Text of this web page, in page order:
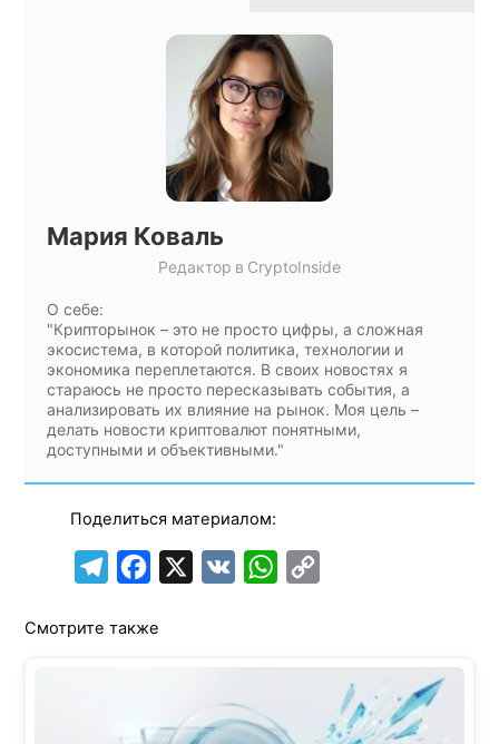
Мария Коваль
Редактор в CryptoInside
О себе:
"Крипторынок – это не просто цифры, а сложная
экосистема, в которой политика, технологии и
экономика переплетаются. В своих новостях я
стараюсь не просто пересказывать события, а
анализировать их влияние на рынок. Моя цель –
делать новости криптовалют понятными,
доступными и объективными."
Поделиться материалом:
l
c
o
W
A
y
Смотрите также